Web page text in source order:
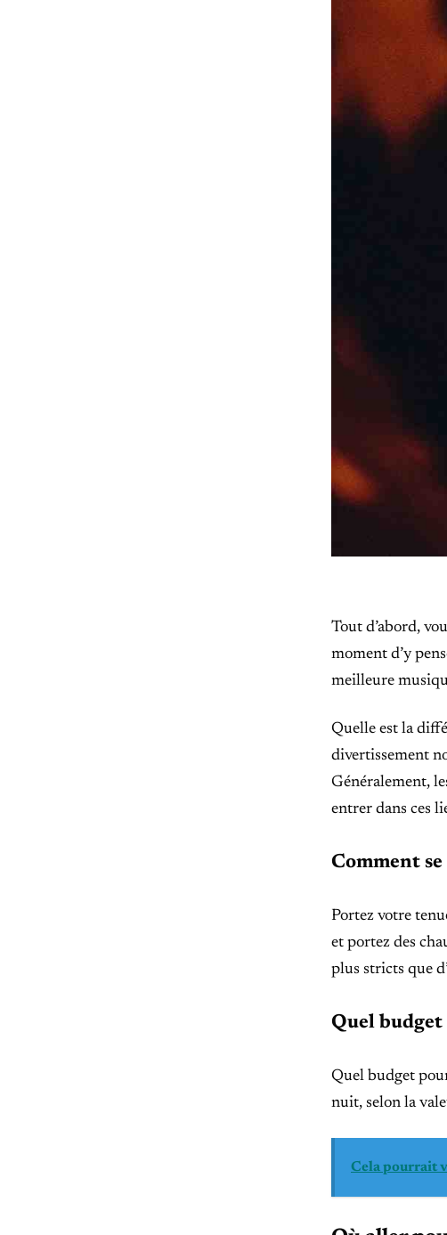
Tout d’abord,
moment d’y
meilleure
Quelle est la
divertissement
Généralement,
entrer dans ces
Comment
Portez votre
et portez des
plus stricts que
Quel
Quel budget
nuit, selon la
Cela pourrait